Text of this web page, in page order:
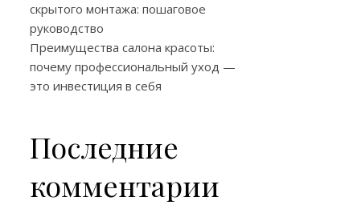
скрытого монтажа: пошаговое
руководство
Преимущества салона красоты:
почему профессиональный уход —
это инвестиция в себя
Последние
комментарии